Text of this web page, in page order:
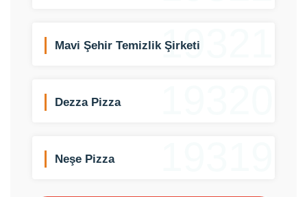
19321
Mavi Şehir Temizlik Şirketi
Dezza Pizza
Neşe Pizza